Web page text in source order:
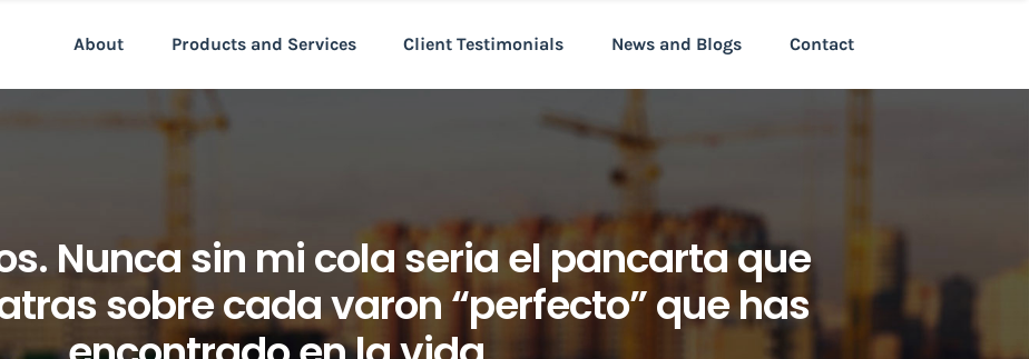
About Products and Services Client Testimonials News and Blogs Contact
Nunca sin mi cola seri­a el pancarta que
sobre cada varon “perfecto” que has